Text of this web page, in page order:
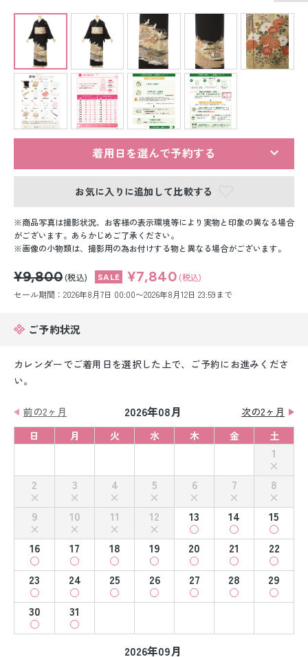
ジュニア着物レンタル
ジュニア洋装レンタル
ベビー洋装レンタル
紋付袴レンタル
男性礼装レンタル
スーツレンタル
白無垢&紋付袴レンタル
引き振袖レンタル
小物販売品
着用日を選んで予約する
お気に入りに追加して比較する
商品写真は撮影状況、お客様の表示環境等により実物と印象の異なる場合
がございます。あらかじめご了承ください。
画像の小物類は、撮影用の為お付けする物と異なる場合がございます。
¥9,800 (税込) ¥7,840 (税込)
セール期間：2026年8月7日 00:00〜2026年8月12日 23:59まで
ご予約状況
カレンダーでご着用日を選択した上で、ご予約にお進みくださ
い。
前の2ヶ月 2026年08月
次の2ヶ月
日
月 火 水 木 金 土
1
2
3 4 5 6 7
8
9
10 11 12 13 14
15
16
17 18 19 20 21
22
23
24 25 26 27 28
29
30
31
2026年09月